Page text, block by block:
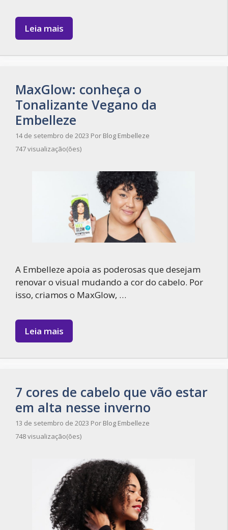
Leia mais
MaxGlow: conheça o
Tonalizante Vegano da
Embelleze
14 de setembro de 2023 Por Blog Embelleze
747 visualização(ões)
A Embelleze apoia as poderosas que desejam
renovar o visual mudando a cor do cabelo. Por
isso, criamos o MaxGlow, …
Leia mais
7 cores de cabelo que vão estar
em alta nesse inverno
13 de setembro de 2023 Por Blog Embelleze
748 visualização(ões)